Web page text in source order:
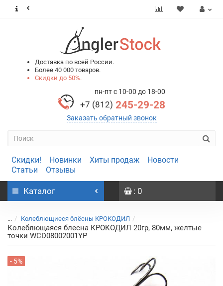
Доставка по всей России.
Более 40 000 товаров.
Скидки до 50%.
пн-пт с 10-00 до 18-00
+7 (812) 245-29-28
Заказать обратный звонок
Скидки! Новинки Хиты продаж
Новости
Статьи
Отзывы
Каталог : 0
... Колеблющиеся блёсны КРОКОДИЛ
Колеблющаяся блесна КРОКОДИЛ 20гр, 80мм, желтые
точки WCD08002001YP
- 5%